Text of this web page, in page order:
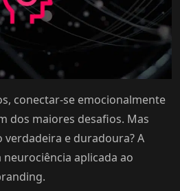
conectar-se emocionalmente
dos maiores desafios. Mas
verdadeira e duradoura? A
aplicada ao